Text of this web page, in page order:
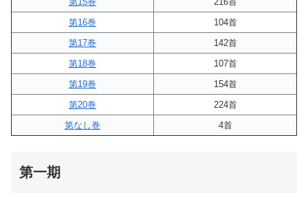
第16巻
104首
第17巻
142首
第18巻
107首
第19巻
154首
第20巻
224首
第なし巻
4首
第一期